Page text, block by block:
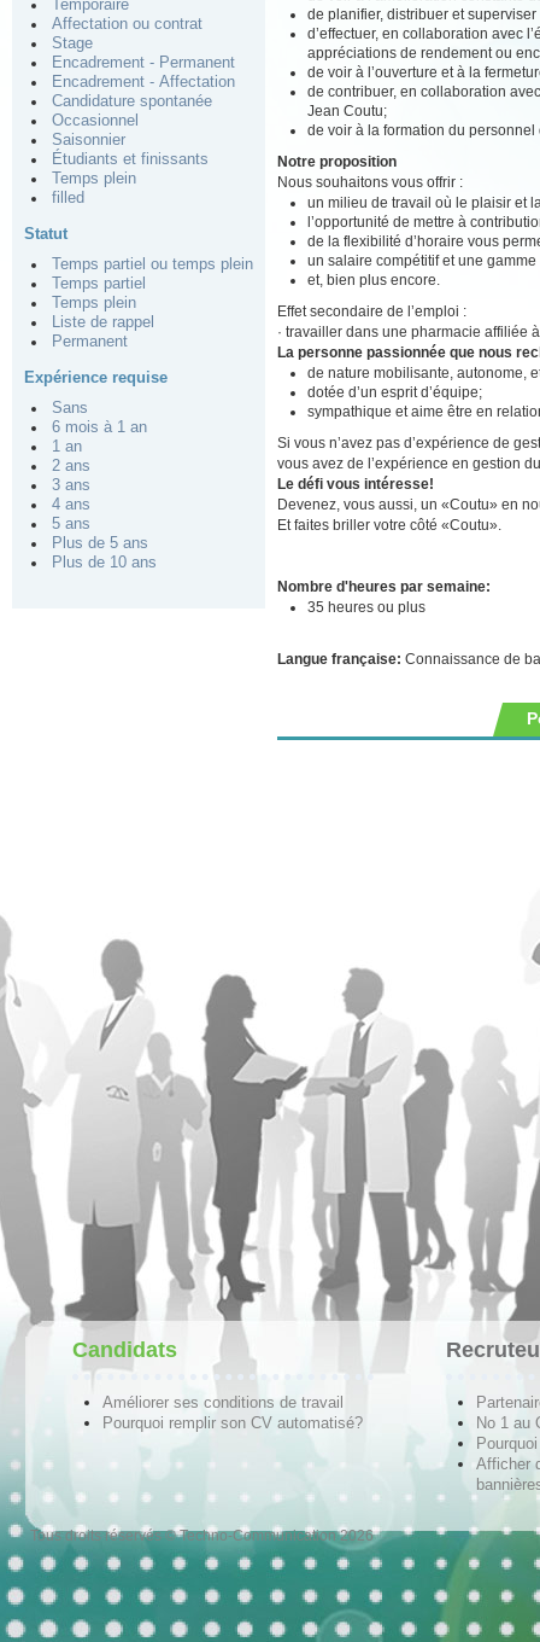
Temporaire
Affectation ou contrat
Stage
Encadrement - Permanent
Encadrement - Affectation
Candidature spontanée
Occasionnel
Saisonnier
Étudiants et finissants
Temps plein
filled
Statut
Temps partiel ou temps plein
Temps partiel
Temps plein
Liste de rappel
Permanent
Expérience requise
Sans
6 mois à 1 an
1 an
2 ans
3 ans
4 ans
5 ans
Plus de 5 ans
Plus de 10 ans
de planifier, distribuer et
d’effectuer, en collaboration avec
appréciations de rendement ou
de voir à l’ouverture et à la
de contribuer, en collaboration
Jean Coutu;
de voir à la formation du
Notre proposition
Nous souhaitons vous offrir :
un milieu de travail où le plaisir et
l’opportunité de mettre à
de la flexibilité d’horaire vous
un salaire compétitif et une gamme
et, bien plus encore.
Effet secondaire de l’emploi :
· travailler dans une pharmacie affiliée
La personne passionnée que nous
de nature mobilisante, autonome,
dotée d’un esprit d’équipe;
sympathique et aime être en
Si vous n’avez pas d’expérience de
vous avez de l’expérience en gestion
Le défi vous intéresse!
Devenez, vous aussi, un «Coutu» en
Et faites briller votre côté «Coutu».
Nombre d'heures par semaine:
35 heures ou plus
Langue française: Connaissance de
Candidats
Améliorer ses conditions de travail
Pourquoi remplir son CV automatisé?
No 1 au
Afficher
Tous droits réservés © Techno-Communication 2026